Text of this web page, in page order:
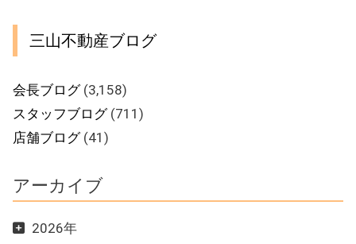
三山不動産ブログ
会長ブログ(3,158)
スタッフブログ(711)
店舗ブログ(41)
アーカイブ
2026年